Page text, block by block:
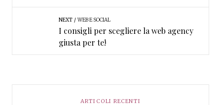
NEXT WEB E SOCIAL
I consigli per scegliere la web agency
giusta per te!
ARTICOLI RECENTI